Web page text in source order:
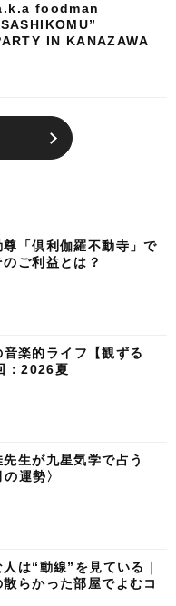
foodman
IN KANAZAWA
尊「倶利伽羅不動寺」で
ご利益とは？
楽的ライフ【観ずる
：2026夏
先生が九星気学で占う
運勢〉
は“動線”を見ている｜
らかった部屋でよむコ